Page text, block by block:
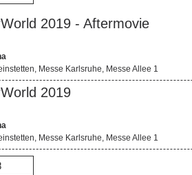
2019 - Aftermovie
Messe Karlsruhe, Messe Allee 1
2019
Messe Karlsruhe, Messe Allee 1